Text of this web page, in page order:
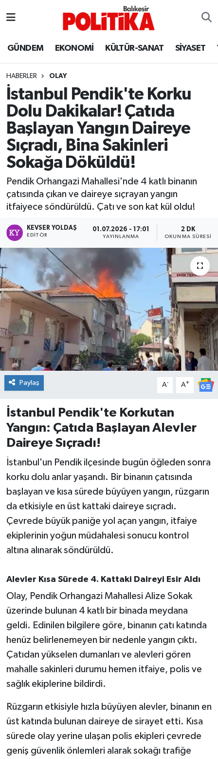
GÜNDEM EKONOMİ KÜLTÜR-SANAT SİYASET
HABERLER OLAY
İstanbul Pendik'te Korku
Dolu Dakikalar! Çatıda
Başlayan Yangın Daireye
Sıçradı, Bina Sakinleri
Sokağa Döküldü!
Pendik Orhangazi Mahallesi'nde 4 katlı binanın
çatısında çıkan ve daireye sıçrayan yangın
itfaiyece söndürüldü. Çatı ve son kat kül oldu!
KEVSER YOLDAŞ
EDITÖR
01.07.2026 - 17:01
YAYINLANMA
2 DK
OKUNMA SÜRESI
Paylaş A- A+
İstanbul Pendik'te Korkutan
Yangın: Çatıda Başlayan Alevler
Daireye Sıçradı!
İstanbul'un Pendik ilçesinde bugün öğleden sonra
korku dolu anlar yaşandı. Bir binanın çatısında
başlayan ve kısa sürede büyüyen yangın, rüzgarın
da etkisiyle en üst kattaki daireye sıçradı.
Çevrede büyük paniğe yol açan yangın, itfaiye
ekiplerinin yoğun müdahalesi sonucu kontrol
altına alınarak söndürüldü.
Alevler Kısa Sürede 4. Kattaki Daireyi Esir Aldı
Olay, Pendik Orhangazi Mahallesi Alize Sokak
üzerinde bulunan 4 katlı bir binada meydana
geldi. Edinilen bilgilere göre, binanın çatı katında
henüz belirlenemeyen bir nedenle yangın çıktı.
Çatıdan yükselen dumanları ve alevleri gören
mahalle sakinleri durumu hemen itfaiye, polis ve
sağlık ekiplerine bildirdi.
Rüzgarın etkisiyle hızla büyüyen alevler, binanın en
üst katında bulunan daireye de sirayet etti. Kısa
sürede olay yerine ulaşan polis ekipleri çevrede
geniş güvenlik önlemleri alarak sokağı trafiğe
Ayvalık
Balya
Bandırma
Bigadiç
BİYOGRAFİLER
Burhaniye
ÇEVRE
DÜNYA
Dursunbey
Edremit
EĞİTİM
EKONOMİ
Erdek
Gömeç
Gönen
Havran
İvrindi
KENT GÜNDEMİ
Kepsut
KÜLTÜR-SANAT
MANŞET
Manyas
OTOMOTİV
Resmi İlanlar
SAĞLIK
Savaştepe
Balıkesir Hava Durumu
Balıkesir Namaz Vakitleri
Balıkesir Trafik Yoğunluk Haritası
Süper Lig Puan Durumu ve Fikstür
Tüm Manşetler
Son Dakika Haberleri
Haber Arşivi